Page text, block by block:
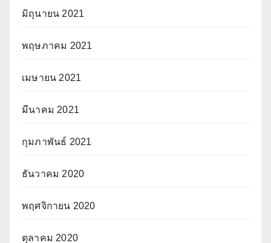
มิถุนายน 2021
พฤษภาคม 2021
เมษายน 2021
มีนาคม 2021
กุมภาพันธ์ 2021
ธันวาคม 2020
พฤศจิกายน 2020
ตุลาคม 2020